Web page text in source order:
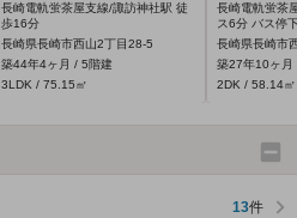
長崎電軌蛍茶屋支線/諏訪神社駅 徒
歩16分
長崎県長崎市西山2丁目28-5
築44年4ヶ月 / 5階建
3LDK / 75.15㎡
長崎電軌蛍茶
ス6分 バス停
長崎県長崎市
築27年10ヶ月
2DK / 58.14㎡
13件